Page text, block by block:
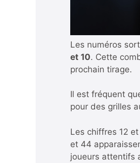
Les numéros
et 10. Cette
prochain tirage.
Il est fréquent
pour des grilles
Les chiffres 12
et 44
joueurs attentifs